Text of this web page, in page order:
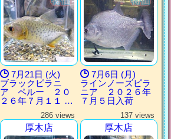
7月21日 (火)
ブラックピラニ
ア ペルー ２０
２６年７月１１ …
7月6日 (月)
ラインノーズピラ
ニア ２０２６年
７月５日入荷
286 views
厚木店
137 views
厚木店